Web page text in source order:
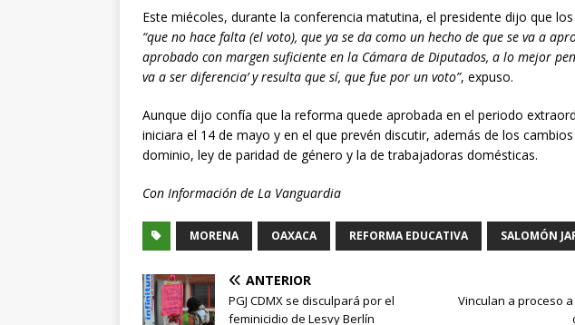
Este miécoles, durante la conferencia matutina, el presidente dijo que
“que no hace falta (el voto), que ya se da como un hecho de que se va a
aprobado con margen suficiente en la Cámara de Diputados, a lo mejor
va a ser diferencia’ y resulta que sí, que fue por un voto”, expuso.
Aunque dijo confía que la reforma quede aprobada en el periodo
iniciara el 14 de mayo y en el que prevén discutir, además de los
dominio, ley de paridad de género y la de trabajadoras domésticas.
Con Información de La Vanguardia
MORENA OAXACA REFORMA EDUCATIVA SALOMÓN
ANTERIOR
PGJ CDMX se disculpará por el
feminicidio de Lesvy Berlín
Vinculan a proceso